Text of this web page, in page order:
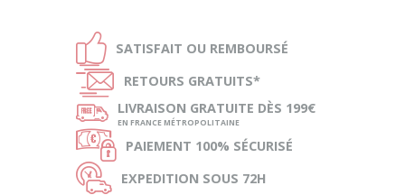
Ð SATISFAIT OU REMBOURSÉ
Ñ RETOURS GRATUITS*
ø LIVRAISON GRATUITE DÈS 199€
EN FRANCE MÉTROPOLITAINE
Ø PAIEMENT 100% SÉCURISÉ
Ù EXPEDITION SOUS 72H